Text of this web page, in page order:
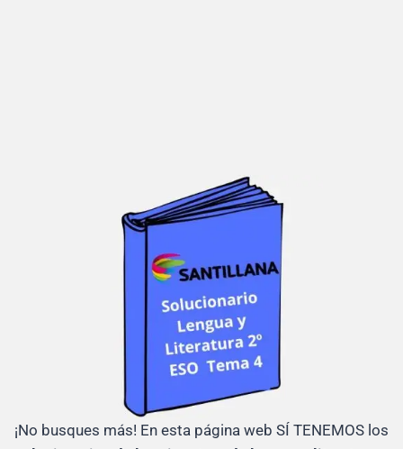
¡No busques más! En esta página web SÍ TENEMOS los